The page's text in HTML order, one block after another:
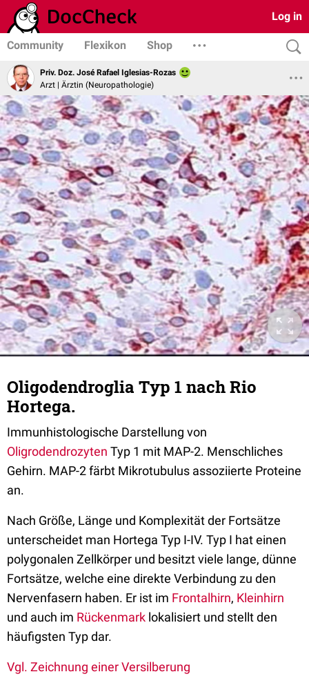
Log in
Community Flexikon Shop
Priv. Doz. José Rafael Iglesias-Rozas
Arzt | Ärztin (Neuropathologie)
Oligodendroglia Typ 1 nach Rio
Hortega.
Immunhistologische Darstellung von
Oligrodendrozyten Typ 1 mit MAP-2. Menschliches
Gehirn. MAP-2 färbt Mikrotubulus assoziierte Proteine
an.
Nach Größe, Länge und Komplexität der Fortsätze
unterscheidet man Hortega Typ I-IV. Typ I hat einen
polygonalen Zellkörper und besitzt viele lange, dünne
Fortsätze, welche eine direkte Verbindung zu den
Nervenfasern haben. Er ist im Frontalhirn, Kleinhirn
und auch im Rückenmark lokalisiert und stellt den
häufigsten Typ dar.
Vgl. Zeichnung einer Versilberung